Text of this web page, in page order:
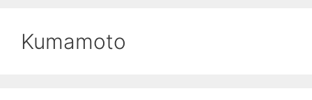
Kumamoto